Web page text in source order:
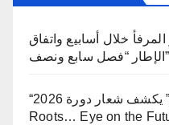
خلال أسابيع واتفاق
الإطار “فصل سابع ونصف”
“الموركس دور” يكشف شعار دورة 2026 ” Back to the
Roots… Eye on the